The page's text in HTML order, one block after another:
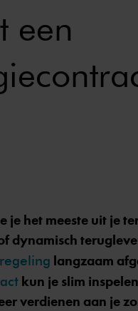
een
je het meeste uit je
dynamisch
langzaam
kun je slim
verdienen aan je